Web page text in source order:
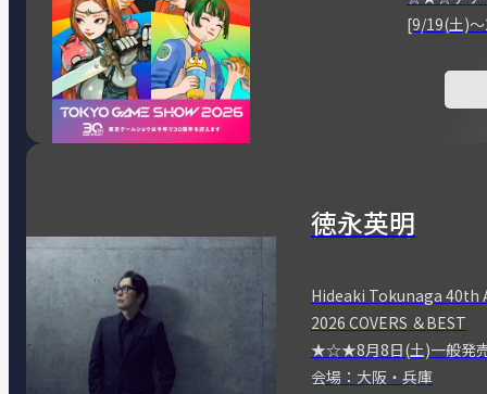
[9/19(土)
徳永英明
Hideaki Tokunaga 40th
2026 COVERS ＆BEST
★☆★8月8日(土)一般
会場：大阪・兵庫